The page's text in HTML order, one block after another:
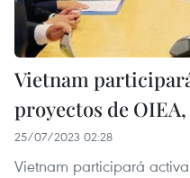
Vietnam
proyectos de
25/07/2023 02:28
Vietnam participará